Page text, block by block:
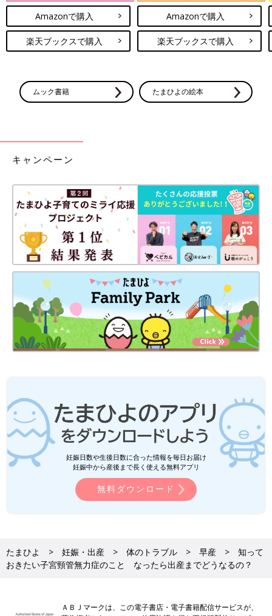
Amazonで購入
楽天ブックスで購入
Amazonで購入
楽天ブックスで購入
ムック書籍 たまひよの絵本
キャンペーン
妊娠日数や生後日数に合った情報を毎日お届け
妊娠中から産後まで長く使える無料アプリ
無料ダウンロード
たまひよ 妊娠・出産 体のトラブル 早産
知って
おきたい子宮頸管無力症のこと なったら出産までどうなるの？
ＡＢＪマークは、この電子書店・電子書籍配信サービスが、